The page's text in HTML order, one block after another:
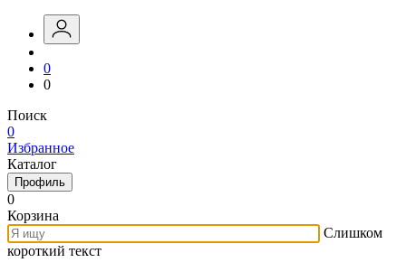
0
0
Поиск
0
Избранное
Каталог
Профиль
0
Корзина
Слишком
короткий текст